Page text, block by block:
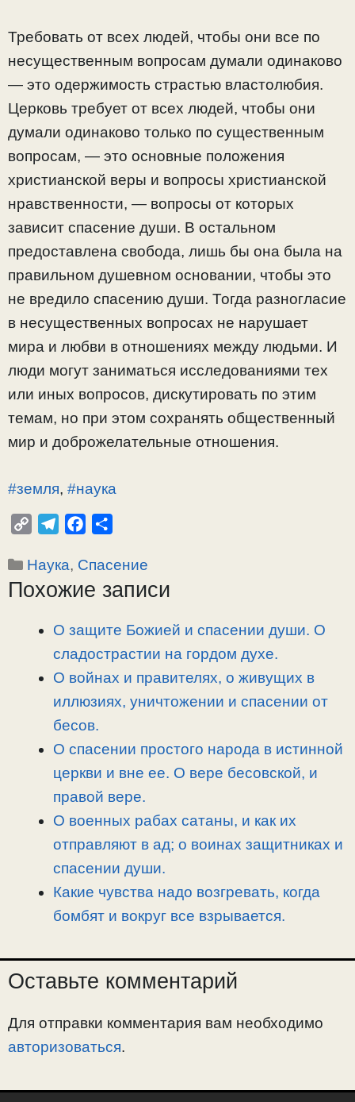
Требовать от всех людей, чтобы они все по
несущественным вопросам думали одинаково
— это одержимость страстью властолюбия.
Церковь требует от всех людей, чтобы они
думали одинаково только по существенным
вопросам, — это основные положения
христианской веры и вопросы христианской
нравственности, — вопросы от которых
зависит спасение души. В остальном
предоставлена свобода, лишь бы она была на
правильном душевном основании, чтобы это
не вредило спасению души. Тогда разногласие
в несущественных вопросах не нарушает
мира и любви в отношениях между людьми. И
люди могут заниматься исследованиями тех
или иных вопросов, дискутировать по этим
темам, но при этом сохранять общественный
мир и доброжелательные отношения.
#земля, #наука
p
y
l
e
r
c
e
o
п
р
в
Рубрики
Наука, Спасение
Похожие записи
О защите Божией и спасении души. О
сладострастии на гордом духе.
О войнах и правителях, о живущих в
иллюзиях, уничтожении и спасении от
бесов.
О спасении простого народа в истинной
церкви и вне ее. О вере бесовской, и
правой вере.
О военных рабах сатаны, и как их
отправляют в ад; о воинах защитниках и
спасении души.
Какие чувства надо возгревать, когда
бомбят и вокруг все взрывается.
Оставьте комментарий
Для отправки комментария вам необходимо
авторизоваться.